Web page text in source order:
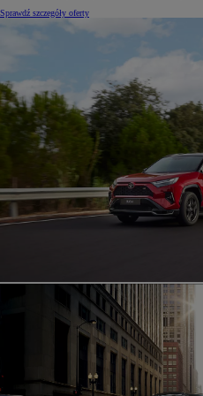
Sprawdź szczegóły oferty